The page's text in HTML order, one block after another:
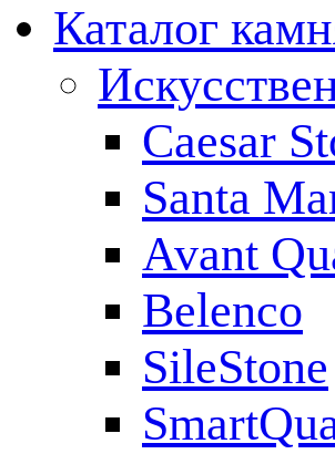
Каталог
Caesar
Santa
Avant
Belenco
SileStone